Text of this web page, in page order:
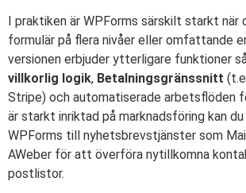
I praktiken är WPForms särskilt starkt när
formulär på flera nivåer eller omfattande
versionen erbjuder ytterligare funktioner
villkorlig logik, Betalningsgränssnitt
Stripe) och automatiserade arbetsflöden
är starkt inriktad på marknadsföring kan
WPForms till nyhetsbrevstjänster som
AWeber för att överföra nytillkomna
postlistor.